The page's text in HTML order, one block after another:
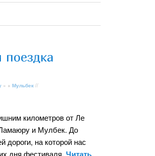
» + Мульбек //
километров от Ле
и Мулбек. До
дороги, на которой нас
дня фестиваля.